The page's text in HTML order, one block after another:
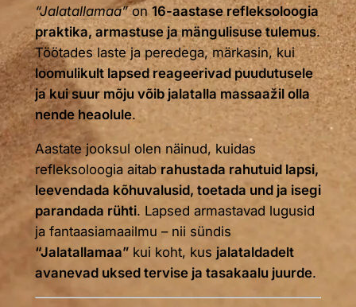
“Jalatallamaa”on16-aastase refleksoloogia
praktika, armastuse ja mängulisuse tulemus.
Töötades laste ja peredega, märkasin, kui
loomulikult lapsed reageerivad puudutusele
ja kui suur mõju võib jalatalla massaažil olla
nende heaolule.
Aastate jooksul olen näinud, kuidas
refleksoloogia aitab rahustada rahutuid lapsi,
leevendada kõhuvalusid, toetada und ja isegi
parandada rühti. Lapsed armastavad lugusid
ja fantaasiamaailmu – nii sündis
“Jalatallamaa”kui koht, kus jalataldadelt
avanevad uksed tervise ja tasakaalu juurde.